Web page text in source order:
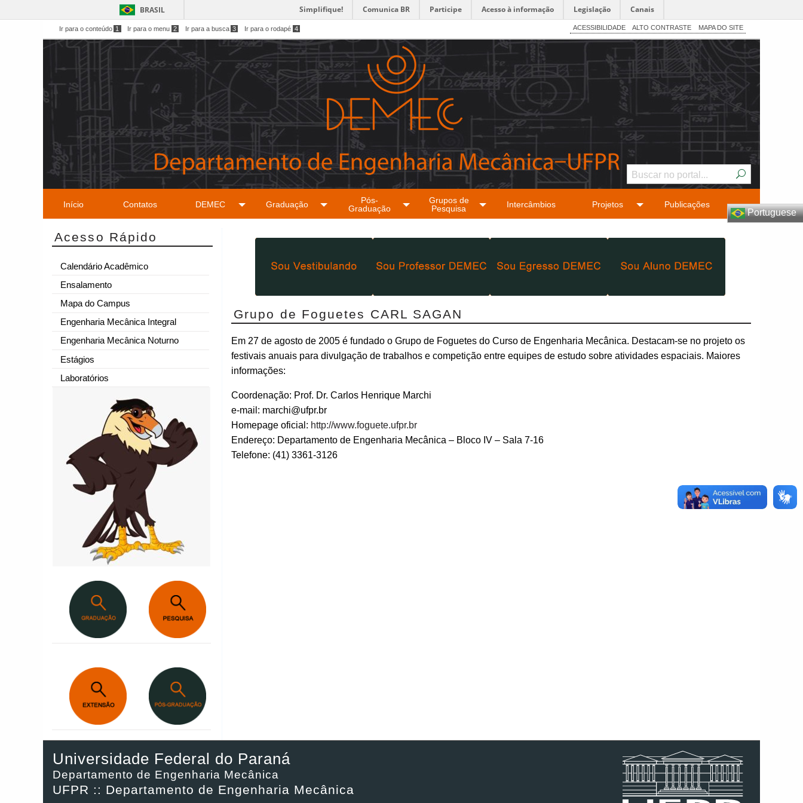
BRASIL Simplifique! Comunica BR Participe Acesso à informação Legislação Canais
Ir para o conteúdo 1 Ir para o menu 2 Ir para a busca 3 Ir para o rodapé 4 ACESSIBILIDADE ALTO CONTRASTE MAPA DO SITE
Início Contatos DEMEC Graduação
Pós-
Graduação
Grupos de
Pesquisa
Intercâmbios Projetos Publicações
Portuguese
Acesso Rápido
Calendário Acadêmico
Ensalamento
Mapa do Campus
Engenharia Mecânica Integral
Engenharia Mecânica Noturno
Estágios
Laboratórios
Grupo de Foguetes CARL SAGAN
Em 27 de agosto de 2005 é fundado o Grupo de Foguetes do Curso de Engenharia Mecânica. Destacam-se no projeto os
festivais anuais para divulgação de trabalhos e competição entre equipes de estudo sobre atividades espaciais. Maiores
informações:
Coordenação: Prof. Dr. Carlos Henrique Marchi
e-mail: marchi@ufpr.br
Homepage oficial: http://www.foguete.ufpr.br
Endereço: Departamento de Engenharia Mecânica – Bloco IV – Sala 7-16
Telefone: (41) 3361-3126
Universidade Federal do Paraná
Departamento de Engenharia Mecânica
UFPR :: Departamento de Engenharia Mecânica